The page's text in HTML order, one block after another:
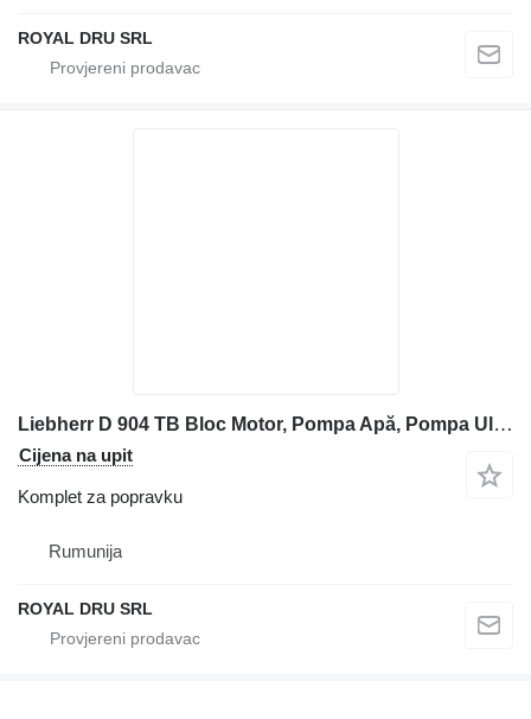
ROYAL DRU SRL
Liebherr D 904 TB Bloc Motor, Pompa Apă, Pompa Ulei, Alternator, Electrom komplet za popravku za Liebherr bagera
Cijena na upit
Komplet za popravku
Rumunija
ROYAL DRU SRL